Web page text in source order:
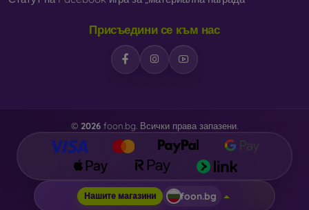
интересни калъфи за телефони, изработени от различни
материали. Просто изберете този, който е за вас.
Присъедини се към нас
© 2026 foon.bg. Всички права запазени.
Нашите магазини foon.bg